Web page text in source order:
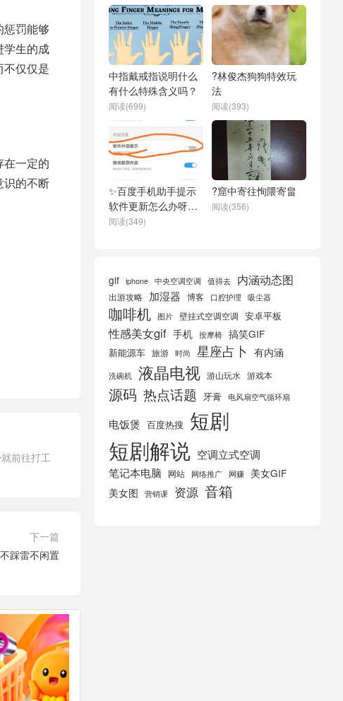
罚能够
学生的成
仅仅是
一定的
识的不断
前往打工
下一篇
踩雷不闲置
中指戴戒指说明什么
有什么特殊含义吗？
阅读(699)
?林俊杰狗狗特效玩
法
阅读(393)
✨百度手机助手提示
软件更新怎么办呀苹
果
阅读(349)
?窟中寄往恂隈寄畠
阅读(356)
gif iphone 中央空调空调 值得去 内涵动态图
出游攻略 加湿器 博客 口腔护理 吸尘器
咖啡机 图片 壁挂式空调空调 安卓平板
性感美女gif 手机 按摩椅 搞笑GIF
新能源车 旅游 时尚 星座占卜 有内涵
洗碗机 液晶电视 游山玩水 游戏本
源码 热点话题 牙膏 电风扇空气循环扇
电饭煲 百度热搜 短剧
短剧解说 空调立式空调
笔记本电脑 网站 网络推广 网赚
美女GIF
美女图
营销课 资源 音箱